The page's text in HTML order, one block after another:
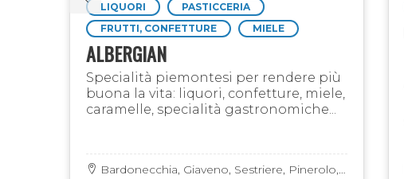
LIQUORI
PASTICCERIA
FRUTTI, CONFETTURE
MIELE
ALBERGIAN
Specialità piemontesi per rendere più
buona la vita: liquori, confetture, miele,
caramelle, specialità gastronomiche...
Bardonecchia, Giaveno, Sestriere, Pinerolo,